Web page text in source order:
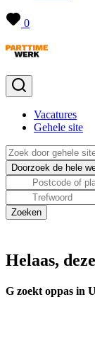
0
Vacatures
Gehele site
Helaas,
G zoekt oppas in